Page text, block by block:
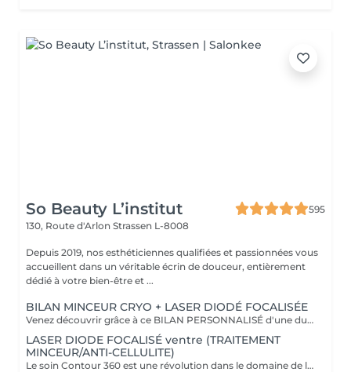
So Beauty L’institut
595
130, Route d'Arlon Strassen L-8008
Depuis 2019, nos esthéticiennes qualifiées et passionnées vous
accueillent dans un véritable écrin de douceur, entièrement
dédié à votre bien-être et ...
BILAN MINCEUR CRYO + LASER DIODÉ FOCALISÉE
Venez découvrir grâce à ce BILAN PERSONNALISÉ d'une durée de 1h la formule la plus adapté pour vous afin d'atteindre vos objectifs ! Le soin Contour 360 est une révolution dans le domaine de l'esthétique corporelle. Si vous cherchez à affiner votre silhouette sans recourir à des interventions chirurgicales invasives, ce traitement est idéal ! Pourquoi opter pour le soin Contour 360 ? La technologie Contour 360 est adaptée à tous les types de peau et à diverses zones du corps. Que ce soit pour le ventre, les poignées d'amour, les cuisses ou les bras. Ce dispositif de body contouring combine trois traitements en un : la cryolipolyse augmentée, le laser diode focalisé et le palper-rouler mécanique. La cryolipolyse détruit les cellules adipeuses grâce à un froid intense, tandis que le laser diode stimule la production de collagène et l'élimination des triglycérides. Le palper-rouler mécanique améliore la circulation sanguine et lymphatique, combattant ainsi la rétention d'eau et la cellulite. Cette synergie permet des résultats visibles dès la première séance.
LASER DIODE FOCALISÉ ventre (TRAITEMENT
MINCEUR/ANTI-CELLULITE)
Le soin Contour 360 est une révolution dans le domaine de l'esthétique corporelle. Si vous cherchez à affiner votre silhouette sans recourir à des interventions chirurgicales invasives, ce traitement est idéal! Contour 360 ne se contente pas de réduire les graisses, elle améliore également la fermeté et la texture de la peau. Grâce à l'association du laser diode focalisé et du palper-rouler mécanique, la technologie stimule la production naturelle de collagène et d'élastine, deux composants essentiels pour une peau ferme et élastique. Le laser chauffe doucement les tissus, favorisant ainsi l'élimination des graisses et la tonicité de la peau. Le palper-rouler, quant à lui, reproduit un massage efficace, réduisant la cellulite et améliorant l'aspect général de la peau pour une silhouette redessinée et harmonieuse.